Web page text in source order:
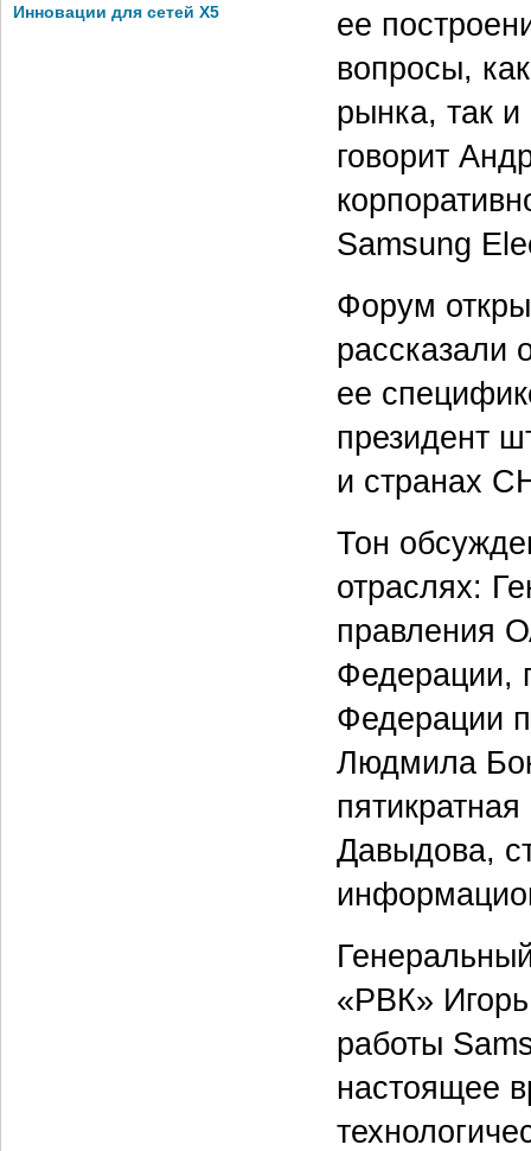
Инновации для сетей X5
ее
вопросы,
рынка, так и
говорит
Samsung
Форум
рассказали
ее
президент
и странах
Тон
отраслях:
правления
Федерации,
Федерации
Людмила
Давыдова,
«РВК»
работы
настоящее